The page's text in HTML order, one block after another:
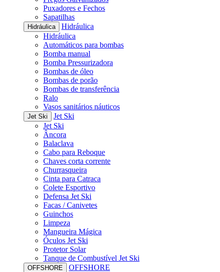
Puxadores e Fechos
Sapatilhas
Hidráulica
Hidráulica
Hidráulica
Automáticos para bombas
Bomba manual
Bomba Pressurizadora
Bombas de óleo
Bombas de porão
Bombas de transferência
Ralo
Vasos sanitários náuticos
Jet Ski
Jet Ski
Jet Ski
Âncora
Balaclava
Cabo para Reboque
Chaves corta corrente
Churrasqueira
Cinta para Catraca
Colete Esportivo
Defensa Jet Ski
Facas / Canivetes
Guinchos
Limpeza
Mangueira Mágica
Óculos Jet Ski
Protetor Solar
Tanque de Combustível Jet Ski
OFFSHORE
OFFSHORE